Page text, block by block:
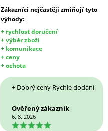
Zákazníci nejčastěji zmiňují tyto
výhody:
+ rychlost doručení
+ výběr zboží
+ komunikace
+ ceny
+ ochota
+ Dobrý ceny Rychle dodání
Ověřený zákazník
6. 8. 2026
5